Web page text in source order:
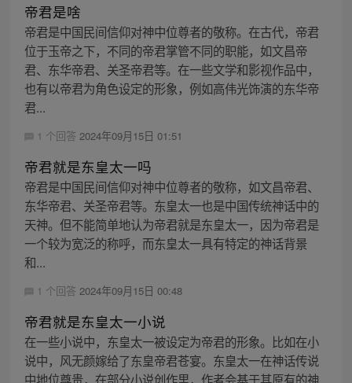
帝君是啥
帝君是中国民间信仰对神中位尊者的敬称。在古代，帝君
位于玉帝之下，不同的帝君掌管不同的职能，如文昌帝
君、东华帝君、关圣帝君等。在一些文学和影视作品中，
也有以帝君为角色设定的形象，例如高伟光饰演的东华帝
君...
1 个回答 2024年09月15日 01:51
帝君就是东皇太一吗
帝君是中国民间信仰对神中位尊者的敬称，如文昌帝君、
东华帝君、关圣帝君等。东皇太一也是中国传统神话中的
天神。但不能简单地认为帝君就是东皇太一，因为帝君是
一个较为宽泛的称呼，而东皇太一具有特定的神话背景
和...
1 个回答 2024年09月15日 00:48
帝君就是东皇太一小说
在一些小说中，东皇太一被设定为帝君的形象。比如在小
说中，风无颜嫁给了东皇帝君苍宴。东皇太一在神话传说
中地位尊贵，在部分小说创作里，作者会基于其原有的神